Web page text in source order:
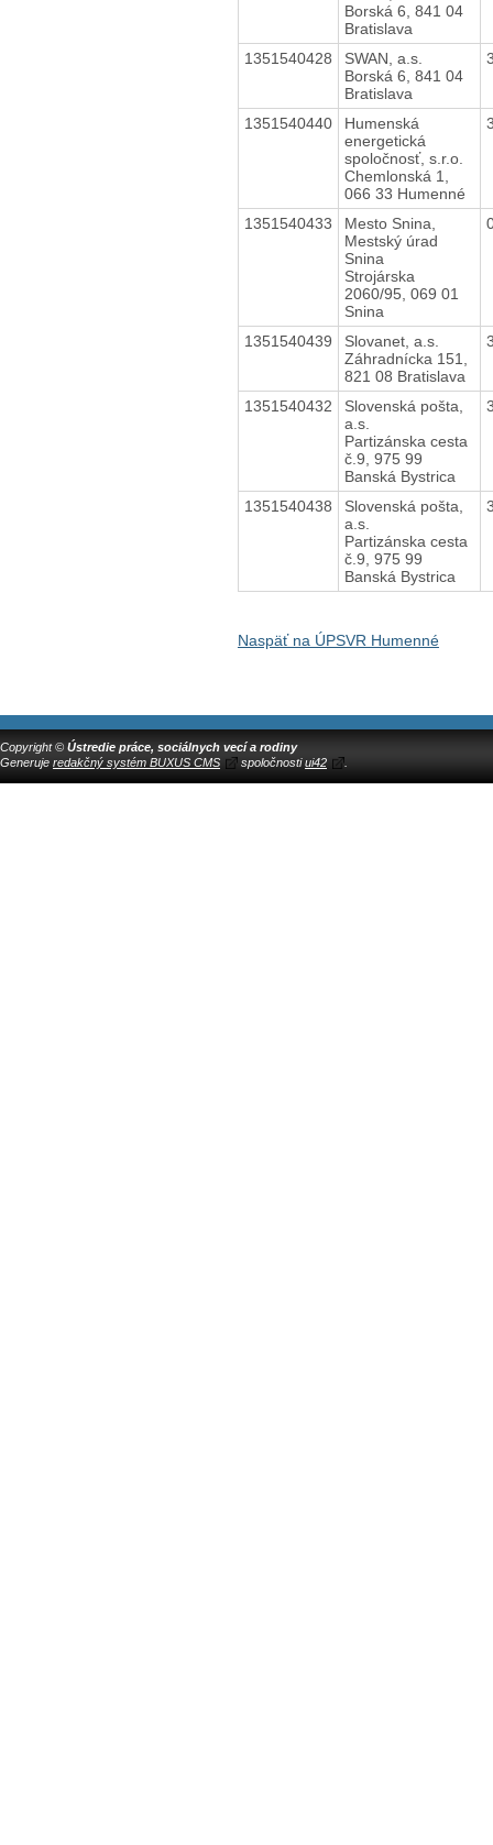
Borská 6, 841 04
Bratislava
1351540428
SWAN, a.s.
Borská 6, 841 04
Bratislava
1351540440
Humenská
energetická
spoločnosť, s.r.o.
Chemlonská 1,
066 33 Humenné
1351540433
Mesto Snina,
Mestský úrad
Snina
Strojárska
2060/95, 069 01
Snina
1351540439
Slovanet, a.s.
Záhradnícka 151,
821 08 Bratislava
1351540432
Slovenská pošta,
a.s.
Partizánska cesta
č.9, 975 99
Banská Bystrica
1351540438
Slovenská pošta,
a.s.
Partizánska cesta
č.9, 975 99
Banská Bystrica
Naspäť na ÚPSVR Humenné
Copyright © Ústredie práce, sociálnych vecí a rodiny
Generuje redakčný systém BUXUS CMS spoločnostiui42